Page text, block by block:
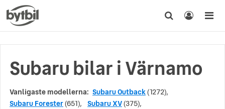
Subaru bilar i Värnamo
Vanligaste modellerna: Subaru Outback(1272),
Subaru Forester(651), Subaru XV(375),